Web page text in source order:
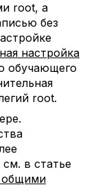
root, а
без
настройка
обучающего
root.
в статье
общими